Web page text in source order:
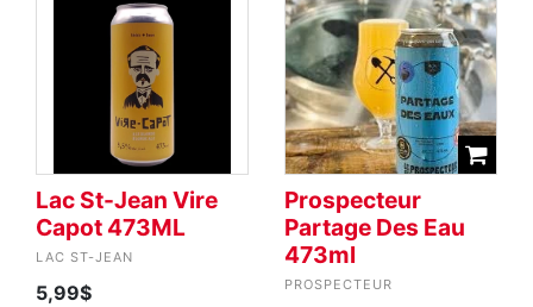
Lac St-Jean Vire
Capot 473ML
LAC ST-JEAN
5,99$
Prospecteur
Partage Des Eau
473ml
PROSPECTEUR